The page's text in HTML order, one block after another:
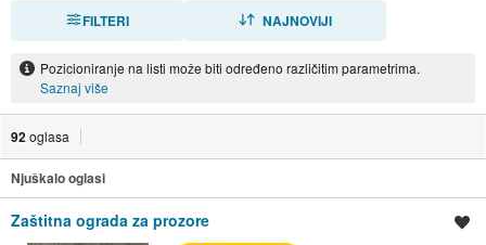
FILTERI NAJNOVIJI
Pozicioniranje na listi može biti određeno različitim parametrima.
Saznaj više
92oglasa
Njuškalo oglasi
Zaštitna ograda za prozore